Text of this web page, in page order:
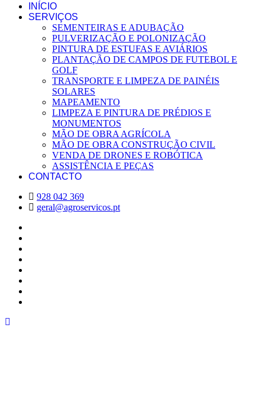
INÍCIO
SERVIÇOS
SEMENTEIRAS E ADUBAÇÃO
PULVERIZAÇÃO E POLONIZAÇÃO
PINTURA DE ESTUFAS E AVIÁRIOS
PLANTAÇÃO DE CAMPOS DE FUTEBOL E
GOLF
TRANSPORTE E LIMPEZA DE PAINÉIS
SOLARES
MAPEAMENTO
LIMPEZA E PINTURA DE PRÉDIOS E
MONUMENTOS
MÃO DE OBRA AGRÍCOLA
MÃO DE OBRA CONSTRUÇÃO CIVIL
VENDA DE DRONES E ROBÓTICA
ASSISTÊNCIA E PEÇAS
CONTACTO
928 042 369
geral@agroservicos.pt